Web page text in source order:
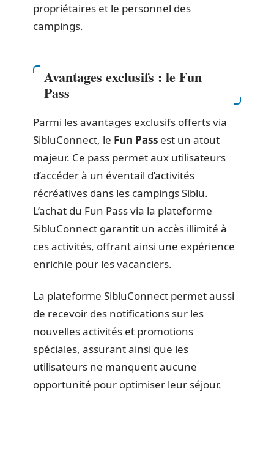
propriétaires et le personnel des
campings.
Avantages exclusifs : le Fun
Pass
Parmi les avantages exclusifs offerts via
SibluConnect, le Fun Pass est un atout
majeur. Ce pass permet aux utilisateurs
d’accéder à un éventail d’activités
récréatives dans les campings Siblu.
L’achat du Fun Pass via la plateforme
SibluConnect garantit un accès illimité à
ces activités, offrant ainsi une expérience
enrichie pour les vacanciers.
La plateforme SibluConnect permet aussi
de recevoir des notifications sur les
nouvelles activités et promotions
spéciales, assurant ainsi que les
utilisateurs ne manquent aucune
opportunité pour optimiser leur séjour.